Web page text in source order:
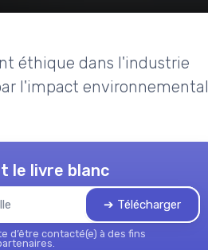
éthique dans l'industrie
l'impact environnemental
le livre blanc
➔ Télécharger
d’être contacté(e) à des fins